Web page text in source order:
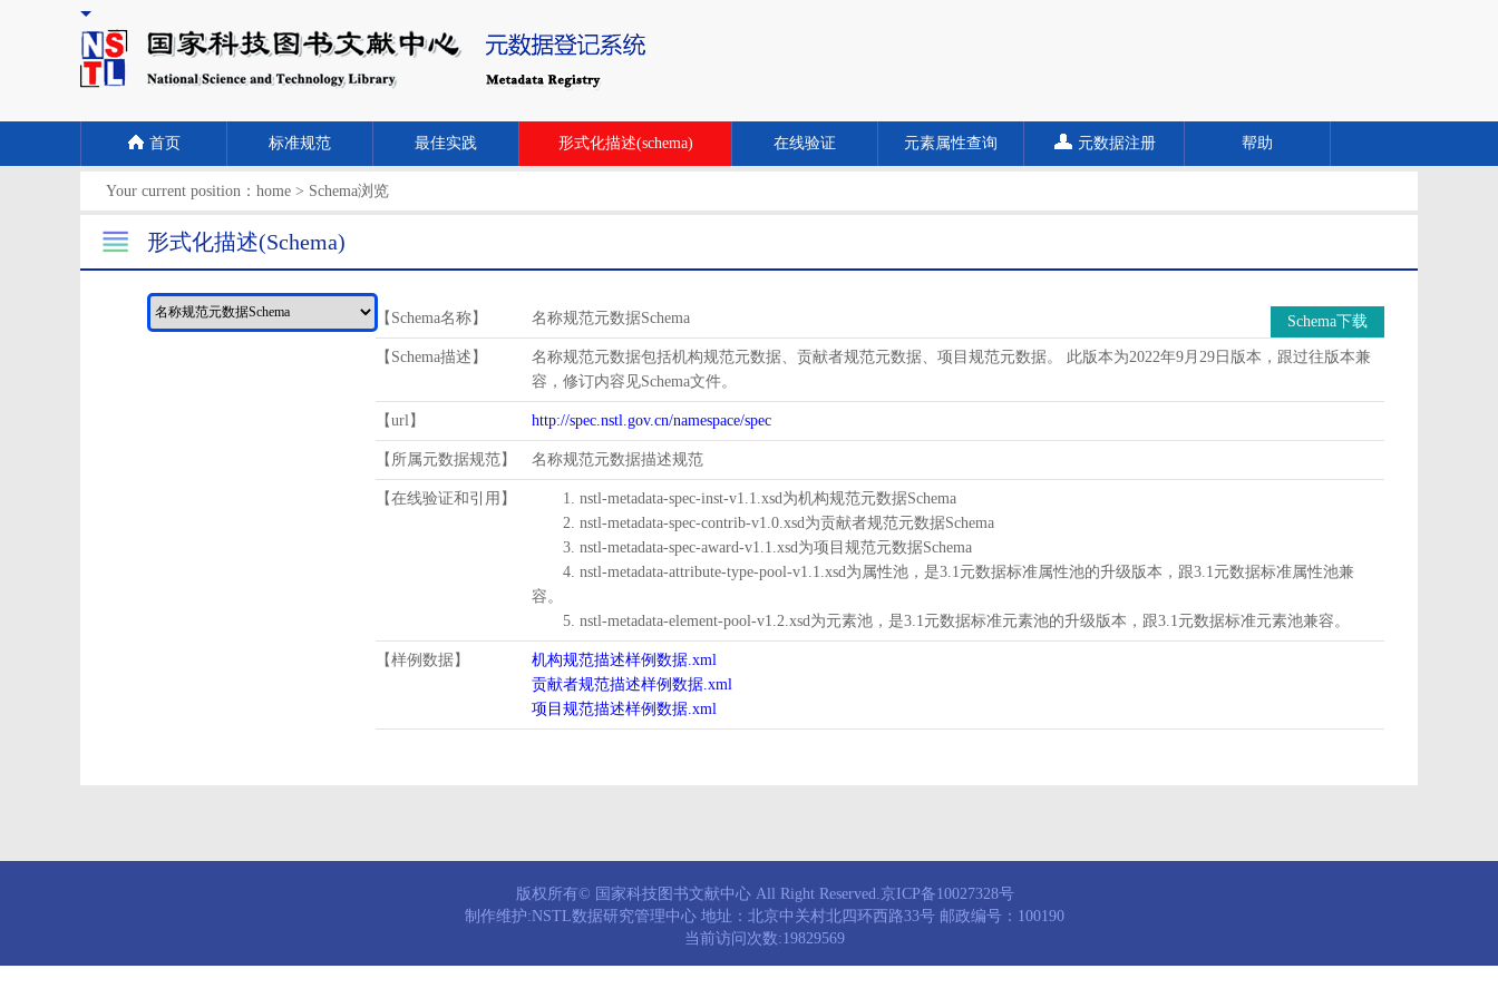
首页 标准规范 最佳实践 形式化描述(schema) 在线验证 元素属性查询 元数据注册 帮助
Your current position： home > Schema浏览
形式化描述(Schema)
【Schema名称】 名称规范元数据Schema Schema下载
【Schema描述】
名称规范元数据包括机构规范元数据、贡献者规范元数据、项目规范元数据。 此版本为2022年9月29日版本，跟过往版本兼
容，修订内容见Schema文件。
【url】 http://spec.nstl.gov.cn/namespace/spec
【所属元数据规范】 名称规范元数据描述规范
【在线验证和引用】
1. nstl-metadata-spec-inst-v1.1.xsd为机构规范元数据Schema
2. nstl-metadata-spec-contrib-v1.0.xsd为贡献者规范元数据Schema
3. nstl-metadata-spec-award-v1.1.xsd为项目规范元数据Schema
4. nstl-metadata-attribute-type-pool-v1.1.xsd为属性池，是3.1元数据标准属性池的升级版本，跟3.1元数据标准属性池兼
容。
5. nstl-metadata-element-pool-v1.2.xsd为元素池，是3.1元数据标准元素池的升级版本，跟3.1元数据标准元素池兼容。
【样例数据】
机构规范描述样例数据.xml
贡献者规范描述样例数据.xml
项目规范描述样例数据.xml
版权所有© 国家科技图书文献中心 All Right Reserved.京ICP备10027328号
制作维护:NSTL数据研究管理中心 地址：北京中关村北四环西路33号 邮政编号：100190
当前访问次数:19829569